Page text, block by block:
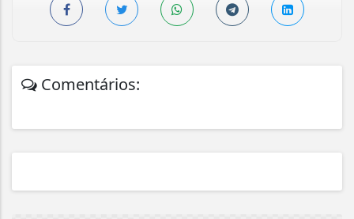
Comentários: